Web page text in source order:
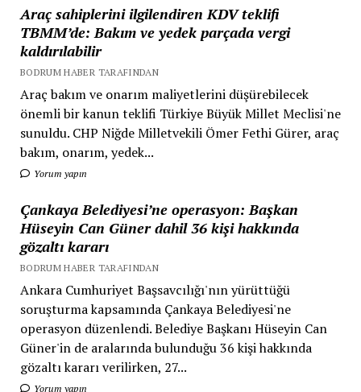
Araç sahiplerini ilgilendiren KDV teklifi
TBMM’de: Bakım ve yedek parçada vergi
kaldırılabilir
BODRUM HABER TARAFINDAN
Araç bakım ve onarım maliyetlerini düşürebilecek
önemli bir kanun teklifi Türkiye Büyük Millet Meclisi'ne
sunuldu. CHP Niğde Milletvekili Ömer Fethi Gürer, araç
bakım, onarım, yedek...
Yorum yapın
Çankaya Belediyesi’ne operasyon: Başkan
Hüseyin Can Güner dahil 36 kişi hakkında
gözaltı kararı
BODRUM HABER TARAFINDAN
Ankara Cumhuriyet Başsavcılığı'nın yürüttüğü
soruşturma kapsamında Çankaya Belediyesi'ne
operasyon düzenlendi. Belediye Başkanı Hüseyin Can
Güner'in de aralarında bulunduğu 36 kişi hakkında
gözaltı kararı verilirken, 27...
Yorum yapın